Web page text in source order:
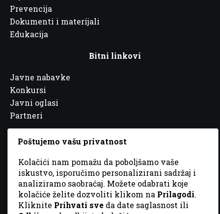
Prevencija
Dokumenti i materijali
Edukacija
Bitni linkovi
Javne nabavke
Konkursi
Javni oglasi
Partneri
© 2026 Sva prava zadržana. DizajnGordonDM
Poštujemo vašu privatnost
Kolačići nam pomažu da poboljšamo vaše
iskustvo, isporučimo personalizirani sadržaj i
analiziramo saobraćaj. Možete odabrati koje
kolačiće želite dozvoliti klikom na Prilagodi.
Kliknite Prihvati sve da date saglasnost ili